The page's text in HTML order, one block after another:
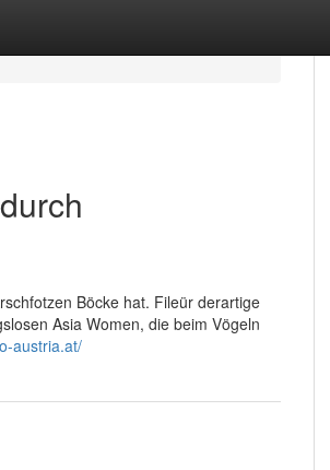
Böcke hat. Fileür derartige
Asia Women, die beim Vögeln
austria.at/